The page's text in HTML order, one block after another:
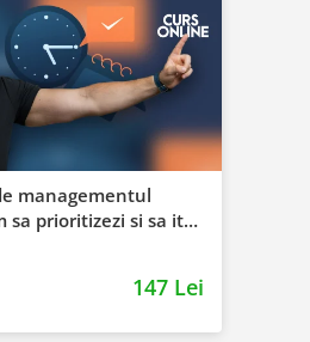
managementul
sa prioritizezi si sa iti
147 Lei